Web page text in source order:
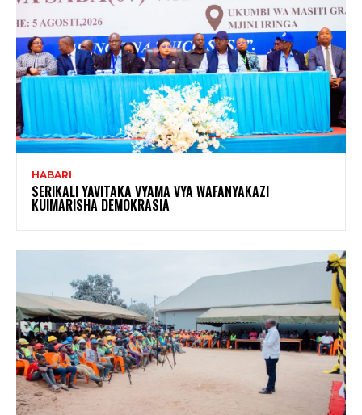
HABARI
SERIKALI YAVITAKA VYAMA VYA WAFANYAKAZI
KUIMARISHA DEMOKRASIA